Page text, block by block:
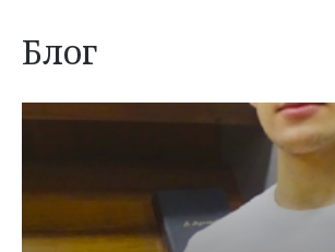
Блог